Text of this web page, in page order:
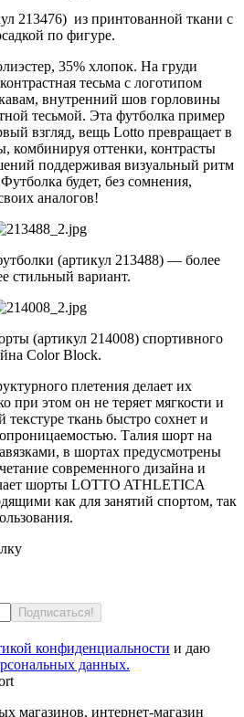
213476) из принтованной ткани с
по фигуре.
35% хлопок. На груди
тесьма с логотипом
внутренний шов горловины
тесьмой. Эта футболка пример
взгляд, вещь Lotto превращает в
комбинируя оттенки, контрасты
поддерживая визуальный ритм
будет, без сомнения,
аналогов!
(артикул 213488) — более
стильный вариант.
(артикул 214008) спортивного
Color Block.
плетения делает их
при этом он не теряет мягкости и
текстуре ткань быстро сохнет и
Талия шорт на
в шортах предусмотрены
современного дизайна и
шорты LOTTO ATHLETICA
как для занятий спортом, так
конфиденциальности и даю
данных.
магазинов, интернет-магазин